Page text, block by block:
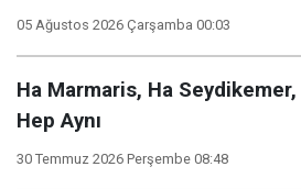
05 Ağustos 2026 Çarşamba 00:03
Ha Marmaris, Ha Seydikemer,
Hep Aynı
30 Temmuz 2026 Perşembe 08:48